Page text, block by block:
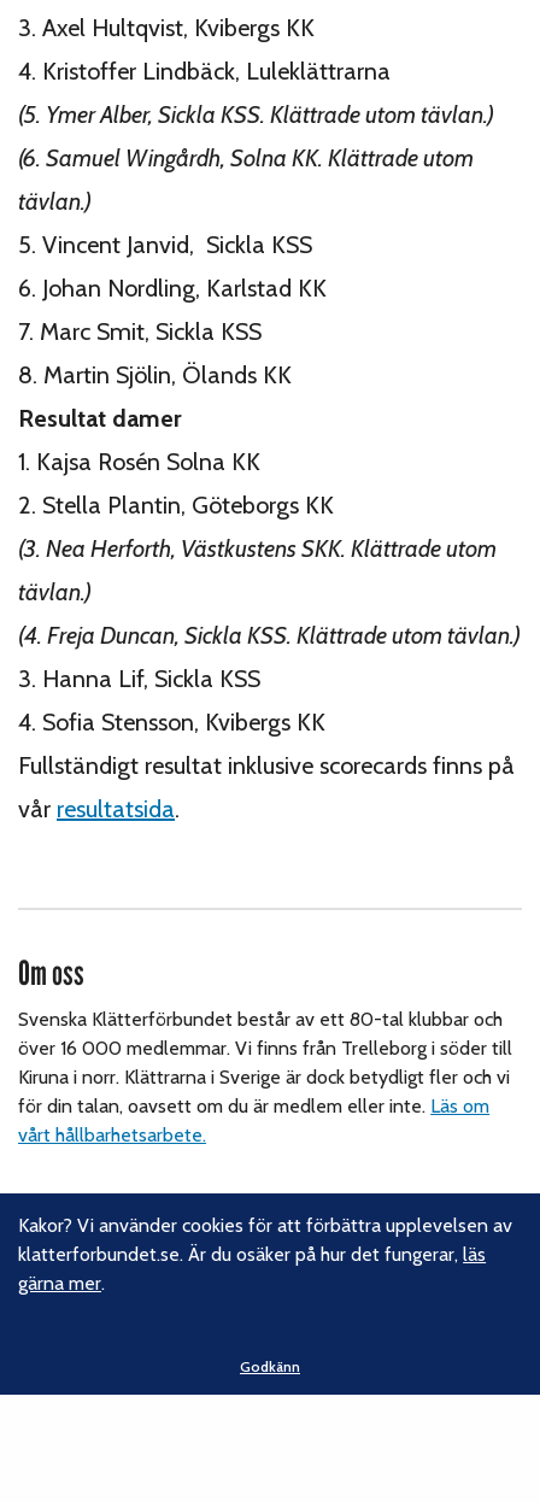
3. Axel Hultqvist, Kvibergs KK
4. Kristoffer Lindbäck, Luleklättrarna
(5. Ymer Alber, Sickla KSS. Klättrade utom tävlan.)
(6. Samuel Wingårdh, Solna KK. Klättrade utom
tävlan.)
5. Vincent Janvid, Sickla KSS
6. Johan Nordling, Karlstad KK
7. Marc Smit, Sickla KSS
8. Martin Sjölin, Ölands KK
Resultat damer
1. Kajsa Rosén Solna KK
2. Stella Plantin, Göteborgs KK
(3. Nea Herforth, Västkustens SKK. Klättrade utom
tävlan.)
(4. Freja Duncan, Sickla KSS. Klättrade utom tävlan.)
3. Hanna Lif, Sickla KSS
4. Sofia Stensson, Kvibergs KK
Fullständigt resultat inklusive scorecards finns på
vår resultatsida.
Om oss
Svenska Klätterförbundet består av ett 80-tal klubbar och
över 16 000 medlemmar. Vi finns från Trelleborg i söder till
Kiruna i norr. Klättrarna i Sverige är dock betydligt fler och vi
för din talan, oavsett om du är medlem eller inte. Läs om
vårt hållbarhetsarbete.
Följ oss
Facebook
Instagram
Kakor? Vi använder cookies för att förbättra upplevelsen av
klatterforbundet.se. Är du osäker på hur det fungerar,läs
gärna mer.
Godkänn